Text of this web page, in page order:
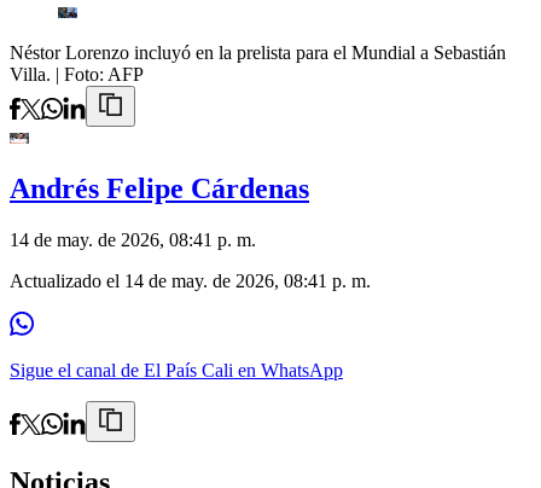
Néstor Lorenzo incluyó en la prelista para el Mundial a Sebastián
Villa. | Foto: AFP
Andrés Felipe Cárdenas
14 de may. de 2026, 08:41 p. m.
Actualizado el 14 de may. de 2026, 08:41 p. m.
Sigue el canal de El País Cali en WhatsApp